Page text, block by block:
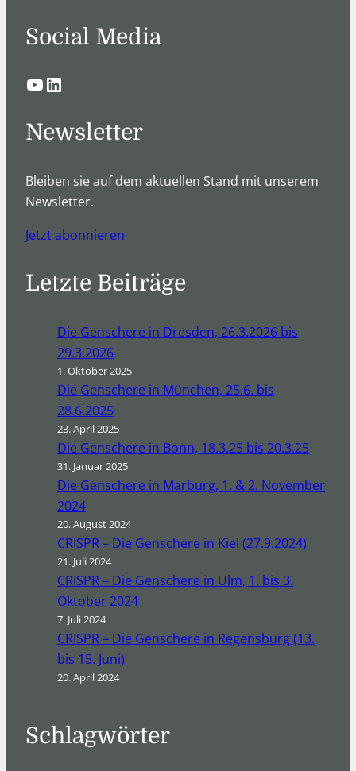
Social Media
YouTube LinkedIn
Newsletter
Bleiben sie auf dem aktuellen Stand mit unserem
Newsletter.
Jetzt abonnieren
Letzte Beiträge
Die Genschere in Dresden, 26.3.2026 bis
29.3.2026
1. Oktober 2025
Die Genschere in München, 25.6. bis
28.6.2025
23. April 2025
Die Genschere in Bonn, 18.3.25 bis 20.3.25
31. Januar 2025
Die Genschere in Marburg, 1. & 2. November
2024
20. August 2024
CRISPR – Die Genschere in Kiel (27.9.2024)
21. Juli 2024
CRISPR – Die Genschere in Ulm, 1. bis 3.
Oktober 2024
7. Juli 2024
CRISPR – Die Genschere in Regensburg (13.
bis 15. Juni)
20. April 2024
Schlagwörter